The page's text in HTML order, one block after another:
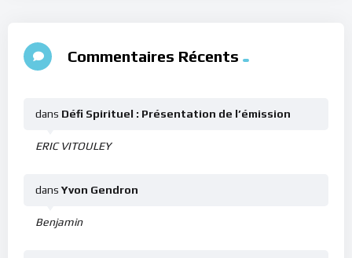
Commentaires Récents
ERIC VITOULEY
dans Défi Spirituel : Présentation de l’émission
Benjamin
dans Yvon Gendron